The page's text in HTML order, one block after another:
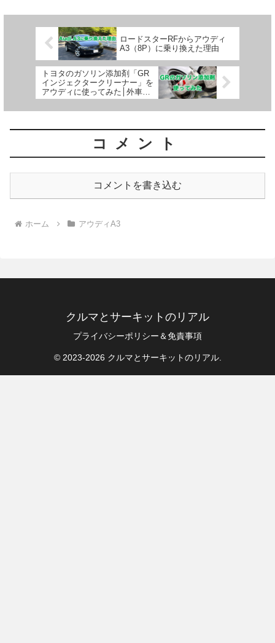
ロードスターRFからアウディ
A3（8P）に乗り換えた理由
トヨタのガソリン添加剤「GR
インジェクタークリーナー」を
アウディに使ってみた│外車・
旧車にも効果はあるか
コメント
コメントを書き込む
ホーム アウディA3
クルマとサーキットのリアル
プライバシーポリシー＆免責事項
© 2023-2026 クルマとサーキットのリアル.